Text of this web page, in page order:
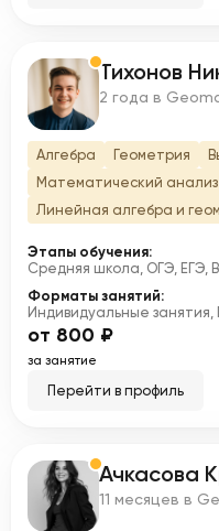
Т Тихонов
2 года в
Алгебра Геометрия
Математический анализ
Линейная алгебра и
Этапы обучения:
Средняя школа, ОГЭ, ЕГЭ,
Форматы занятий:
Индивидуальные занятия,
от 800 ₽
за занятие
Перейти в профиль
А Ачкасова
11 месяцев в